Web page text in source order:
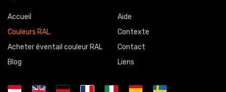
Accueil
Couleurs RAL
Acheter éventail couleur RAL
Blog
Aide
Contexte
Contact
Liens